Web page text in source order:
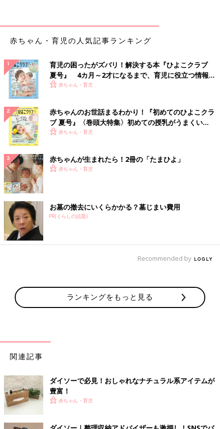
赤ちゃん・育児の人気記事ランキング
育児の困ったがズバリ！解決する本『ひよこクラブ
夏号』 4カ月～2才になるまで、育児に役立つ情報が
いっぱい！
赤ちゃん・育児
赤ちゃんのお世話まるわかり！『初めてのひよこクラ
ブ 夏号』〈巻頭大特集〉初めての授乳がうまくい
く！ おっぱい・ミルクの基本と夏のトラブル 解決テ
赤ちゃん・育児
赤ちゃんが生まれたら！2冊の「たまひよ」
赤ちゃん・育児
お墓の撤去にいくらかかる？墓じまい費用
PR(くらしの話題)
Recommended by
ランキングをもっと見る
関連記事
ダイソーで必見！おしゃれなナチュラル系アイテムが
豊富！
赤ちゃん・育児